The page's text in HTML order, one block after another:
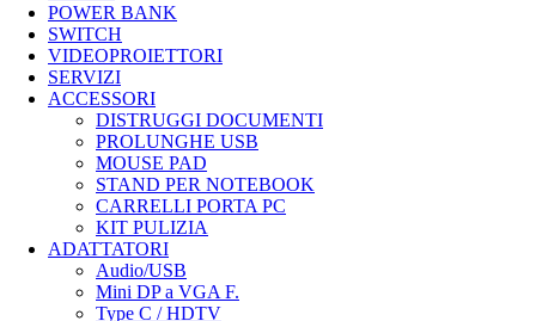
POWER BANK
SWITCH
VIDEOPROIETTORI
SERVIZI
ACCESSORI
DISTRUGGI DOCUMENTI
PROLUNGHE USB
MOUSE PAD
STAND PER NOTEBOOK
CARRELLI PORTA PC
KIT PULIZIA
ADATTATORI
Audio/USB
Mini DP a VGA F.
Type C / HDTV